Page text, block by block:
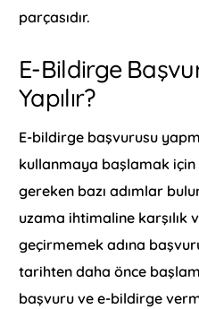
parçasıdır.
E-Bildirge
Yapılır?
E-bildirge başvurusu
kullanmaya başlamak
gereken bazı adımlar
uzama ihtimaline karşılık
geçirmemek adına
tarihten daha önce
başvuru ve e-bildirge